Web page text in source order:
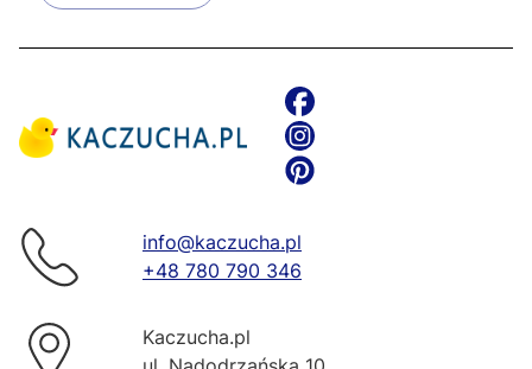
info@kaczucha.pl
+48 780 790 346
Kaczucha.pl